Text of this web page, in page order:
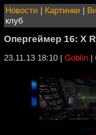
Новости | Картинки |
клуб
Опергеймер 16: X
23.11.13 18:10 | Goblin |